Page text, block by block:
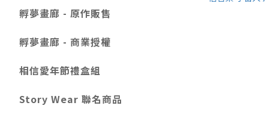
孵夢畫廊 - 原作販售
孵夢畫廊 - 商業授權
相信愛年節禮盒組
Story Wear 聯名商品